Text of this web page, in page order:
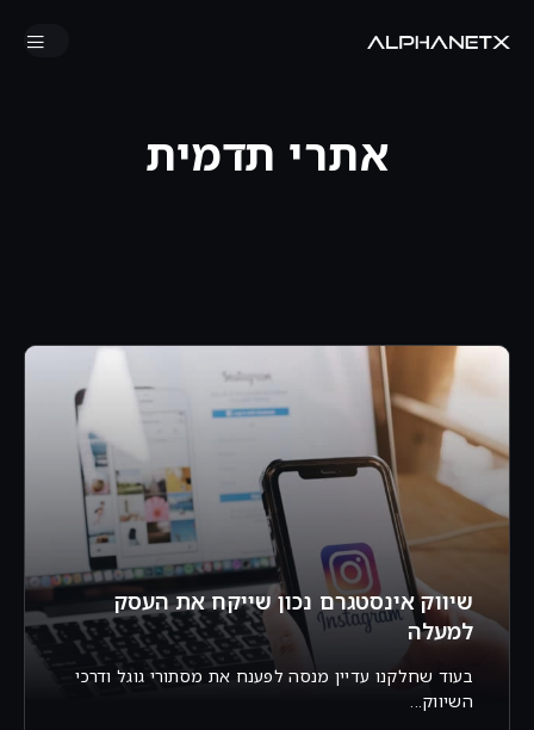
אתרי תדמית
שיווק אינסטגרם נכון שייקח את העסק
למעלה
בעוד שחלקנו עדיין מנסה לפענח את מסתורי גוגל ודרכי
השיווק...